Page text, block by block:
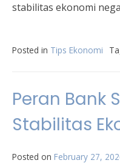
stabilitas ekonomi
Posted in Tips Ekonomi
Peran Bank
Stabilitas
Posted on February 27,